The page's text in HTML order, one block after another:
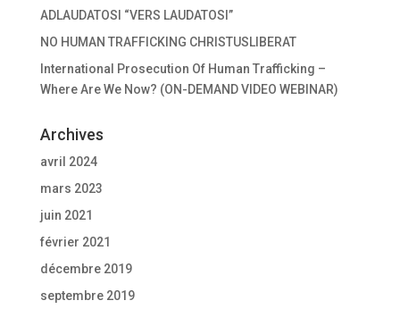
ADLAUDATOSI “VERS LAUDATOSI”
NO HUMAN TRAFFICKING CHRISTUSLIBERAT
International Prosecution Of Human Trafficking –
Where Are We Now? (ON-DEMAND VIDEO WEBINAR)
Archives
avril 2024
mars 2023
juin 2021
février 2021
décembre 2019
septembre 2019